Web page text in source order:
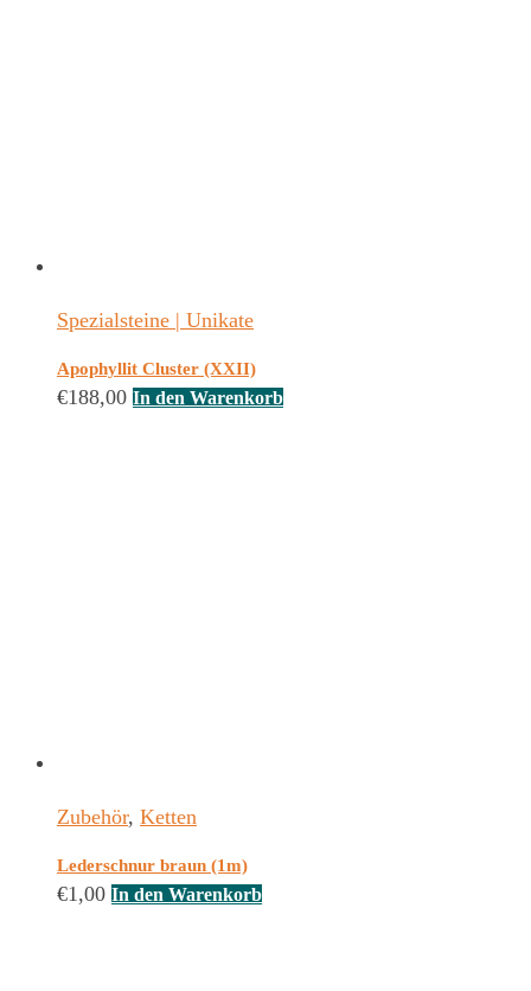
Spezialsteine | Unikate
Apophyllit Cluster (XXII)
€188,00 In den Warenkorb
Zubehör, Ketten
Lederschnur braun (1m)
€1,00 In den Warenkorb